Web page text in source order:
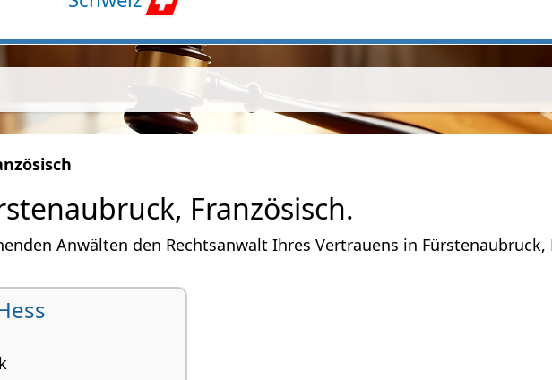
Französisch.
Anwälten den Rechtsanwalt Ihres Vertrauens in Fürstenaubruck,